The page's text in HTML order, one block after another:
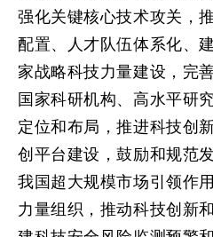
强化关键核心技术攻关，
配置、人才队伍体系化、
家战略科技力量建设，完
国家科研机构、高水平研
定位和布局，推进科技创
创平台建设，鼓励和规范
我国超大规模市场引领作
力量组织，推动科技创新